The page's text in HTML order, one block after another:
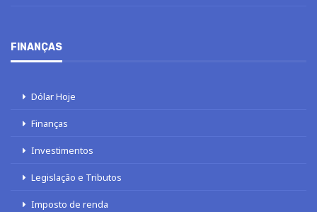
FINANÇAS
Dólar Hoje
Finanças
Investimentos
Legislação e Tributos
Imposto de renda